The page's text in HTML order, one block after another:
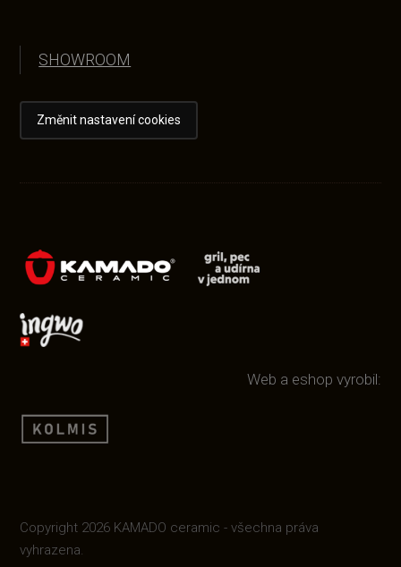
SHOWROOM
Změnit nastavení cookies
Web a eshop vyrobil:
Copyright 2026 KAMADO ceramic - všechna práva
vyhrazena.